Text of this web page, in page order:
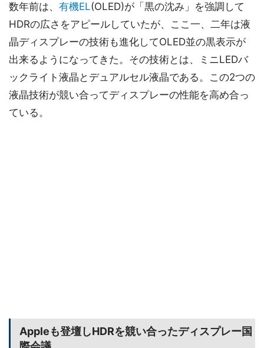
数年前は、 有機EL(OLED)が「黒の沈み」を強調して
HDRの広さをアピールしていたが、ここ一、二年は液
晶ディスプレーの技術も進化してOLED並の黒表示が
出来るようになってきた。その技術とは、ミニLEDバ
ックライト液晶とデュアルセル液晶である。この2つの
液晶技術が競い合ってディスプレーの性能を高め合っ
ている。
Appleも登壇しHDRを競い合ったディスプレー国